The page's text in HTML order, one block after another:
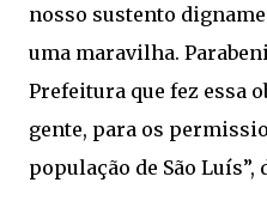
nosso sustento
uma maravilha.
Prefeitura que fez essa
gente, para os
população de São Luís”,